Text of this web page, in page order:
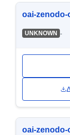
oai-zenodo-
UNKNOWN -
oai-zenodo-